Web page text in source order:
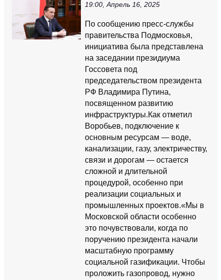
19:00, Апрель 16, 2025
По сообщению пресс-службы
правительства Подмосковья,
инициатива была представлена
на заседании президиума
Госсовета под
председательством президента
РФ Владимира Путина,
посвященном развитию
инфраструктуры.Как отметил
Воробьев, подключение к
основным ресурсам — воде,
канализации, газу, электричеству,
связи и дорогам — остается
сложной и длительной
процедурой, особенно при
реализации социальных и
промышленных проектов.«Мы в
Московской области особенно
это почувствовали, когда по
поручению президента начали
масштабную программу
социальной газификации. Чтобы
проложить газопровод, нужно